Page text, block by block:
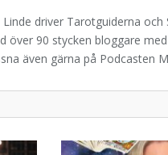
Linde driver Tarotguiderna
över 90 stycken bloggare
även gärna på Podcasten